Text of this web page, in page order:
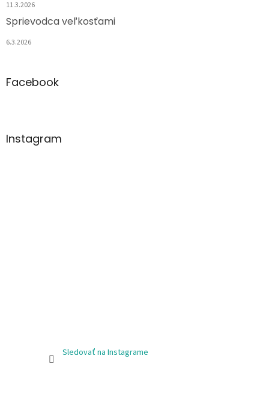
11.3.2026
Sprievodca veľkosťami
6.3.2026
Facebook
Instagram
Sledovať na Instagrame